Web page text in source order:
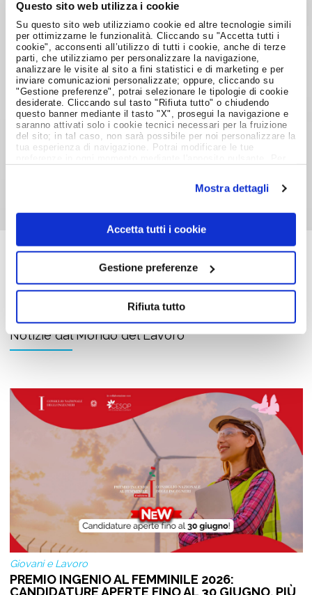
Questo sito web utilizza i cookie
Su questo sito web utilizziamo cookie ed altre tecnologie simili
per ottimizzarne le funzionalità. Cliccando su "Accetta tutti i
cookie", acconsenti all’utilizzo di tutti i cookie, anche di terze
parti, che utilizziamo per personalizzare la navigazione,
analizzare le visite al sito a fini statistici e di marketing e per
inviare comunicazioni personalizzate; oppure, cliccando su
"Gestione preferenze", potrai selezionare le tipologie di cookie
desiderate. Cliccando sul tasto "Rifiuta tutto" o chiudendo
questo banner mediante il tasto "X", prosegui la navigazione e
saranno attivati solo i cookie tecnici necessari per la fruizione
del sito; in tal caso, non sarà possibile per noi personalizzare la
tua esperienza di navigazione. Potrai modificare le tue
Mostra dettagli
Accetta tutti i cookie
Gestione preferenze
Rifiuta tutto
Chiara Del Priore
22 novembre 2012
Foto diGiorgios
MAGAZINE
Notizie dal Mondo del Lavoro
Giovani e Lavoro
PREMIO INGENIO AL FEMMINILE 2026: